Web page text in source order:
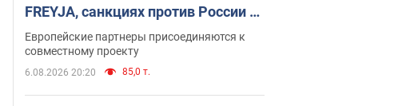
FREYJA, санкциях против России и
поддержке аграриев. Видео
Европейские партнеры присоединяются к
совместному проекту
6.08.2026 20:20 85,0 т.